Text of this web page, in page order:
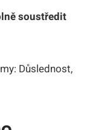
soustředit